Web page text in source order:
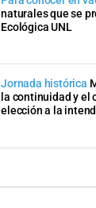
naturales que se
Ecológica UNL
Jornada histórica
la continuidad y el
elección a la